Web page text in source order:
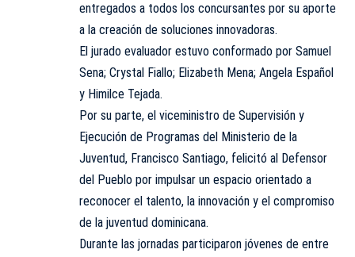
entregados a todos los concursantes por su aporte
a la creación de soluciones innovadoras.
El jurado evaluador estuvo conformado por Samuel
Sena; Crystal Fiallo; Elizabeth Mena; Angela Español
y Himilce Tejada.
Por su parte, el viceministro de Supervisión y
Ejecución de Programas del Ministerio de la
Juventud, Francisco Santiago, felicitó al Defensor
del Pueblo por impulsar un espacio orientado a
reconocer el talento, la innovación y el compromiso
de la juventud dominicana.
Durante las jornadas participaron jóvenes de entre